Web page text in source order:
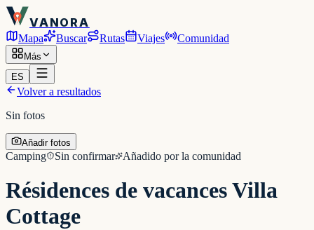
VANORA
Mapa Buscar Rutas Viajes Comunidad
Más
ES
Volver a resultados
Sin fotos
Añadir fotos
Camping Sin confirmar Añadido por la comunidad
Résidences de vacances Villa
Cottage